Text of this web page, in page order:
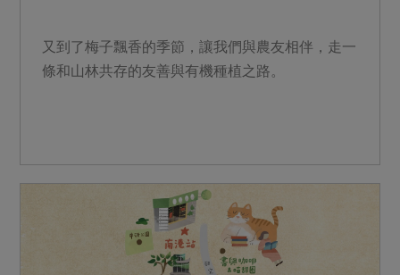
又到了梅子飄香的季節，讓我們與農友相伴，走一
條和山林共存的友善與有機種植之路。